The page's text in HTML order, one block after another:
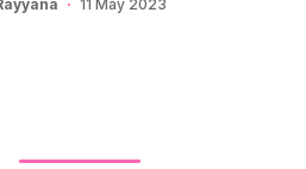
11 May 2023